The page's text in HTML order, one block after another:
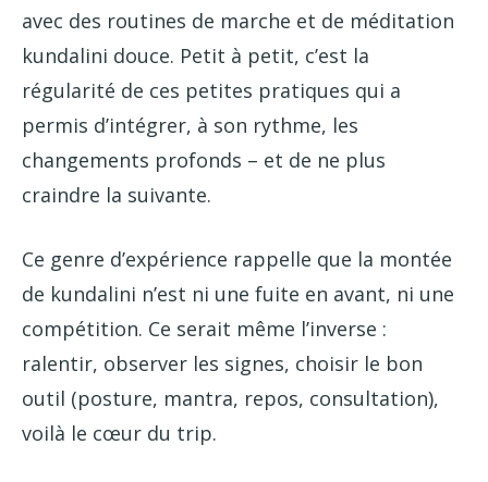
avec des routines de marche et de méditation
kundalini douce. Petit à petit, c’est la
régularité de ces petites pratiques qui a
permis d’intégrer, à son rythme, les
changements profonds – et de ne plus
craindre la suivante.
Ce genre d’expérience rappelle que la montée
de kundalini n’est ni une fuite en avant, ni une
compétition. Ce serait même l’inverse :
ralentir, observer les signes, choisir le bon
outil (posture, mantra, repos, consultation),
voilà le cœur du trip.